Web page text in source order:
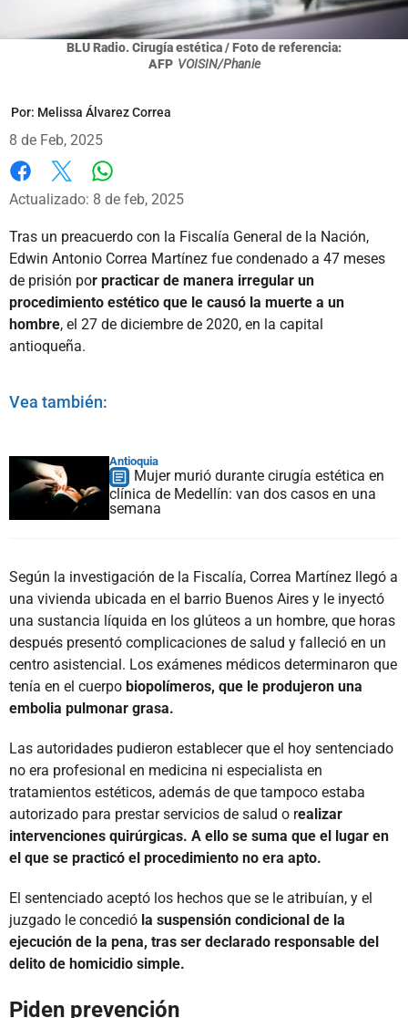
BLU Radio. Cirugía estética / Foto de referencia:
AFP VOISIN/Phanie
Por: Melissa Álvarez Correa
8 de Feb, 2025
Facebook
X
Actualizado: 8 de feb, 2025
Tras un preacuerdo con la Fiscalía General de la Nación,
Edwin Antonio Correa Martínez fue condenado a 47 meses
de prisión por practicar de manera irregular un
procedimiento estético que le causó la muerte a un
hombre, el 27 de diciembre de 2020, en la capital
antioqueña.
Vea también:
Antioquia
Mujer murió durante cirugía estética en
clínica de Medellín: van dos casos en una
semana
Según la investigación de la Fiscalía, Correa Martínez llegó a
una vivienda ubicada en el barrio Buenos Aires y le inyectó
una sustancia líquida en los glúteos a un hombre, que horas
después presentó complicaciones de salud y falleció en un
centro asistencial. Los exámenes médicos determinaron que
tenía en el cuerpo biopolímeros, que le produjeron una
embolia pulmonar grasa.
Las autoridades pudieron establecer que el hoy sentenciado
no era profesional en medicina ni especialista en
tratamientos estéticos, además de que tampoco estaba
autorizado para prestar servicios de salud o realizar
intervenciones quirúrgicas. A ello se suma que el lugar en
el que se practicó el procedimiento no era apto.
El sentenciado aceptó los hechos que se le atribuían, y el
juzgado le concedió la suspensión condicional de la
ejecución de la pena, tras ser declarado responsable del
delito de homicidio simple.
Piden prevención